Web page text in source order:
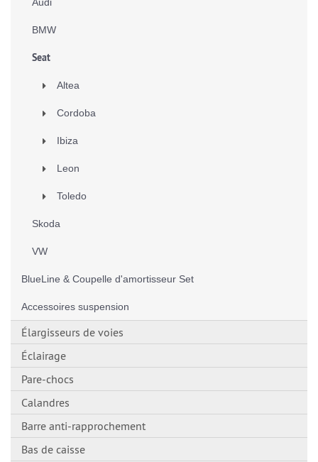
BMW
Seat
Altea
Cordoba
Ibiza
Leon
Toledo
Skoda
VW
BlueLine & Coupelle d'amortisseur Set
Accessoires suspension
Élargisseurs de voies
Éclairage
Pare-chocs
Calandres
Barre anti-rapprochement
Bas de caisse